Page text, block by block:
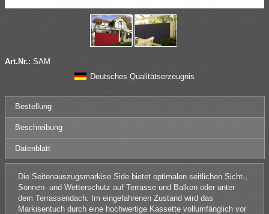
Art.Nr.: SAM
Deutsches Qualitätserzeugnis
Bestellung
Beschreibung
Datenblatt
Die Seitenauszugsmarkise Side bietet optimalen seitlichen Sicht-,
Sonnen- und Wetterschutz auf Terrasse und Balkon oder unter
dem Terrassendach. Im eingefahrenen Zustand wird das
Markisentuch durch eine hochwertige Kassette vollumfänglich vor